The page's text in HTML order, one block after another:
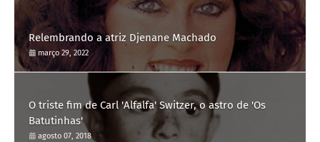
Relembrando a atriz Djenane Machado
março 29, 2022
O triste fim de Carl 'Alfalfa' Switzer, o astro de 'Os
Batutinhas'
agosto 07, 2018